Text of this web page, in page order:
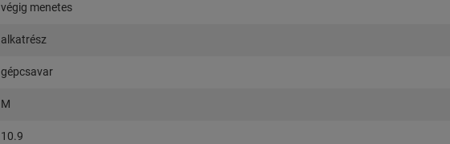
végig menetes
alkatrész
gépcsavar
M
10.9